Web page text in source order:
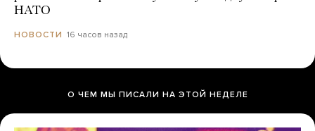
НАТО
НОВОСТИ 16 часов назад
О ЧЕМ МЫ ПИСАЛИ НА ЭТОЙ НЕДЕЛЕ